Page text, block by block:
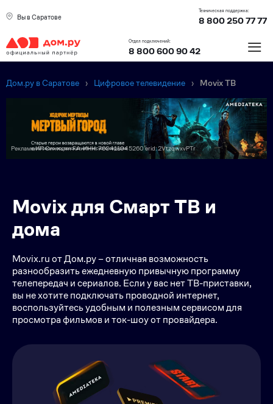
Вы в Саратове
Техническая поддержка:
8 800 250 77 77
Отдел подключений:
8 800 600 90 42 ≡
Дом.ру в Саратове › Цифровое телевидение › Movix ТВ
Реклама ИП Синицин Г.А. ИНН: 760411045260 erid: 2VtzqwxvPTr
Movix для Смарт ТВ и
дома
Movix.ru от Дом.ру – отличная возможность
разнообразить ежедневную привычную программу
телепередач и сериалов. Если у вас нет ТВ-приставки,
вы не хотите подключать проводной интернет,
воспользуйтесь удобным и полезным сервисом для
просмотра фильмов и ток-шоу от провайдера.